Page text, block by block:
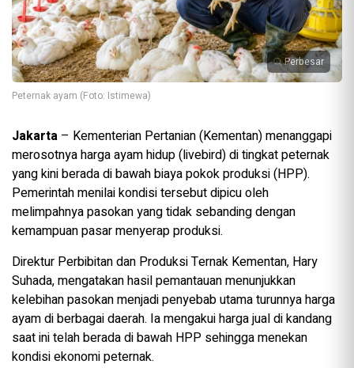
Perbesar
Peternak ayam (Foto: Istimewa)
Jakarta – Kementerian Pertanian (Kementan) menanggapi
merosotnya harga ayam hidup (livebird) di tingkat peternak
yang kini berada di bawah biaya pokok produksi (HPP).
Pemerintah menilai kondisi tersebut dipicu oleh
melimpahnya pasokan yang tidak sebanding dengan
kemampuan pasar menyerap produksi.
Direktur Perbibitan dan Produksi Ternak Kementan, Hary
Suhada, mengatakan hasil pemantauan menunjukkan
kelebihan pasokan menjadi penyebab utama turunnya harga
ayam di berbagai daerah. Ia mengakui harga jual di kandang
saat ini telah berada di bawah HPP sehingga menekan
kondisi ekonomi peternak.